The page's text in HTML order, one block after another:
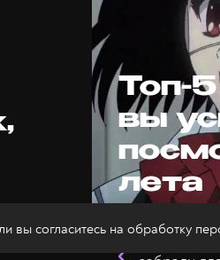
Топ-
вы
лета
Впереди
вы согласитесь на обработку